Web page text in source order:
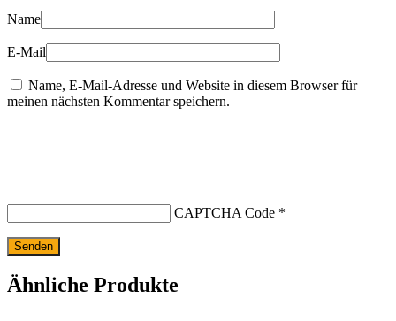
Name
E-Mail
Name, E-Mail-Adresse und Website in diesem Browser für
meinen nächsten Kommentar speichern.
CAPTCHA Code *
Ähnliche Produkte